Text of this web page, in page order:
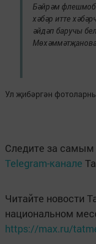
Бәйрәм
хәбәр итте
әйдәп баручы
Ул җибәргән
Следите за
Telegram-канале
Читайте новости
национальном
https://max.ru/